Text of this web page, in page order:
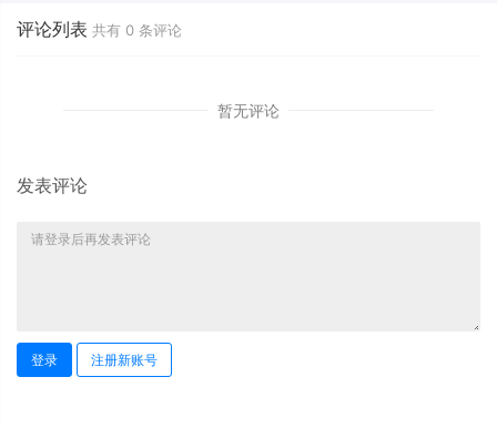
评论列表 共有 0 条评论
暂无评论
发表评论
登录 注册新账号